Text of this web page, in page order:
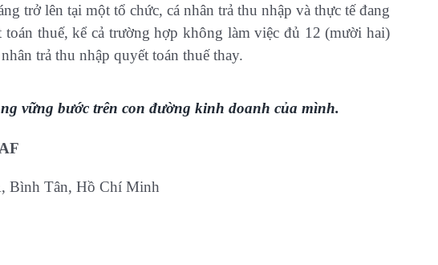
trở lên tại một tổ chức, cá nhân trả thu nhập và thực tế đang
thuế, kể cả trường hợp không làm việc đủ 12 (mười hai)
trả thu nhập quyết toán thuế thay.
vững bước trên con đường kinh doanh của mình.
Bình Tân, Hồ Chí Minh